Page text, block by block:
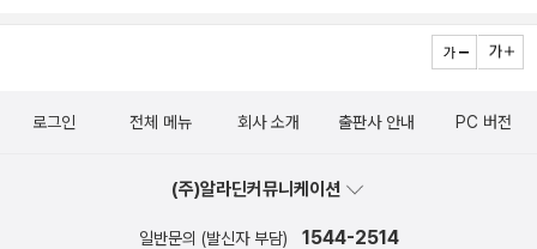
로그인 전체 메뉴 회사 소개 출판사 안내 PC 버전
(주)알라딘커뮤니케이션
일반문의 (발신자 부담) 1544-2514